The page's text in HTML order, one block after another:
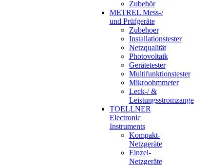
Zubehör
METREL Mess-/
und Prüfgeräte
Zubehoer
Installationstester
Netzqualität
Photovoltaik
Gerätetester
Multifunktionstester
Mikroohmmeter
Leck-/ &
Leistungsstromzange
TOELLNER
Electronic
Instruments
Kompakt-
Netzgeräte
Einzel-
Netzgeräte